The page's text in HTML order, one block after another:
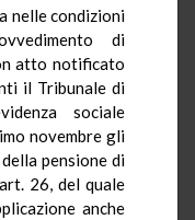
nelle condizioni
di
atto notificato
il Tribunale di
sociale
novembre gli
pensione di
26, del quale
anche